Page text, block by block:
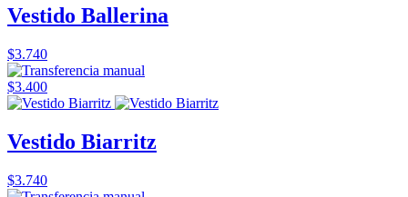
Vestido Ballerina
$3.740
$3.400
Vestido Biarritz
$3.740